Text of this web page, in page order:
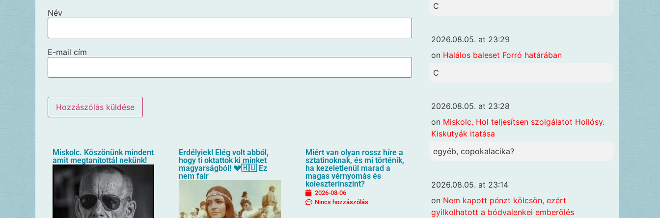
Név
E-mail cím
Miskolc. Köszönünk mindent
amit megtanítottál nekünk!
Erdélyiek! Elég volt abból,
hogy ti oktattok ki minket
magyarságból! 💔🇭🇺 Ez
nem fair
Miért van olyan rossz híre a
sztatinoknak, és mi történik,
ha kezeletlenül marad a
magas vérnyomás és
koleszterinszint?
2026-08-06
Nincs hozzászólás
C
2026.08.05. at 23:29
on Halálos baleset Forró határában
C
2026.08.05. at 23:28
on Miskolc. Hol teljesítsen szolgálatot Hollósy.
Kiskutyák itatása
egyéb, copokalacika?
2026.08.05. at 23:14
on Nem kapott pénzt kölcsön, ezért
gyilkolhatott a bódvalenkei emberölés